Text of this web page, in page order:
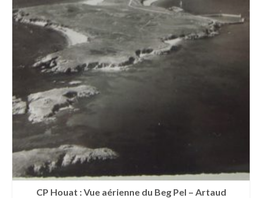
CP Houat : Vue aérienne du Beg Pel – Artaud